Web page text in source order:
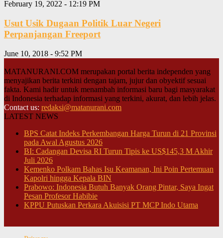
February 19, 2022 - 12:19 PM
Usut Usik Dugaan Politik Luar Negeri
Perpanjangan Freeport
June 10, 2018 - 9:52 PM
MATANURANI.COM merupakan portal berita independen yang
menyajikan berita terkini dengan tajam, jujur dan obyektif sesuai
fakta. Kami hadir untuk menambah informasi baru bagi masyarakat
di Indonesia terhadap informasi yang terkini, akurat, dan lebih jelas.
Contact us: redaksi@matanurani.com
LATEST NEWS
BPS Catat Indeks Perkembangan Harga Turun di 21 Provinsi
pada Awal Agustus 2026
BI: Cadangan Devisa RI Turun Tipis ke US$145,3 M Akhir
Juli 2026
Kemenko Polkam Bahas Isu Keamanan, Ini Poin Pertemuan
Kapolri hingga Kepala BIN
Prabowo: Indonesia Butuh Banyak Orang Pintar, Saya Ingat
Pesan Profesor Habibie
KPPU Putuskan Perkara Akuisisi PT MCP Indo Utama